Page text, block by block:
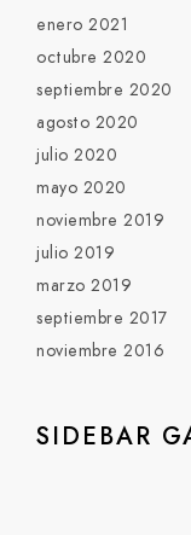
enero 2021
octubre 2020
septiembre 2020
agosto 2020
julio 2020
mayo 2020
noviembre 2019
julio 2019
marzo 2019
septiembre 2017
noviembre 2016
SIDEBAR